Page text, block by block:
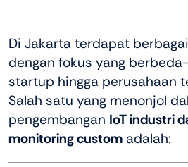
Di Jakarta terdapat
dengan fokus yang
startup hingga perusahaan
Salah satu yang menonjol
pengembangan IoT industri
monitoring custom adalah: